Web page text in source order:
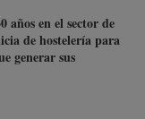
años en el sector de
de hostelería para
generar sus